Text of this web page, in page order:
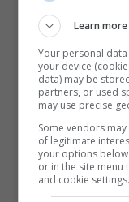
Skënderbeu
Agron Islami
Learn more
Your personal
your device
data) may be
partners, or used
may use precise
Some vendors
of legitimate
your options
or in the site menu
and cookie settings.